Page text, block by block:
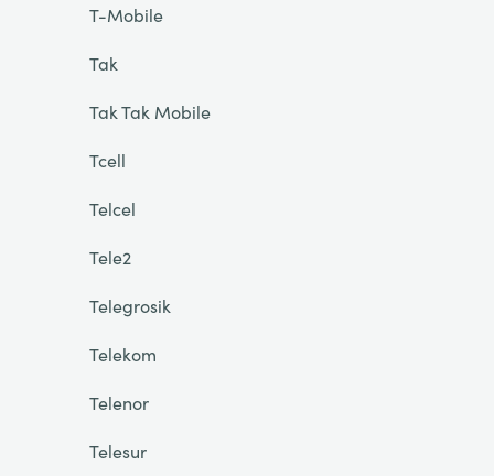
T-Mobile
Tak
Tak Tak Mobile
Tcell
Telcel
Tele2
Telegrosik
Telekom
Telenor
Telesur